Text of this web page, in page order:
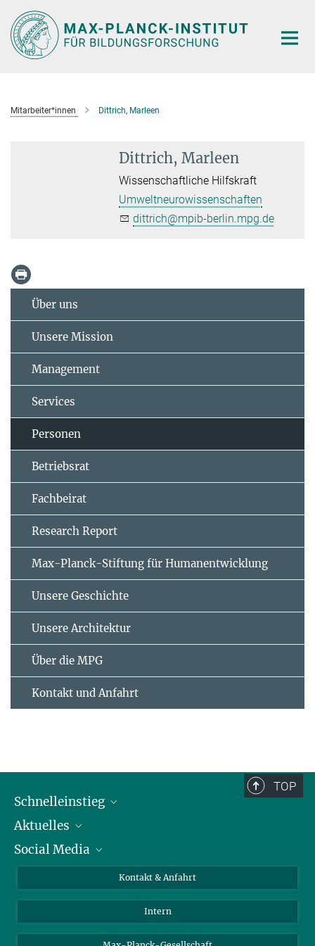
Hauptinhalt
Mitarbeiter*innen Dittrich, Marleen
Dittrich, Marleen
Wissenschaftliche Hilfskraft
Umweltneurowissenschaften
dittrich@mpib-berlin.mpg.de
Über uns
Unsere Mission
Management
Services
Personen
Betriebsrat
Fachbeirat
Research Report
Max-Planck-Stiftung für Humanentwicklung
Unsere Geschichte
Unsere Architektur
Über die MPG
Kontakt und Anfahrt
TOP
Schnelleinstieg
Personen
Pressebereich
Aktuelles
Stellenangebote
Social Media
LinkedIn
Kontakt & Anfahrt
Intern